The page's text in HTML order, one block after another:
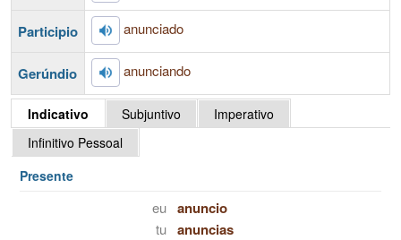
Participio anunciado
Gerúndio anunciando
Indicativo Subjuntivo
Imperativo
Infinitivo Pessoal
Presente
eu anuncio
tu anuncias